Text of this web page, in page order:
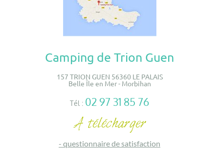
Camping de Trion Guen
157 TRION GUEN 56360 LE PALAIS
Belle Île en Mer - Morbihan
Tél : 02 97 31 85 76
- questionnaire de satisfaction